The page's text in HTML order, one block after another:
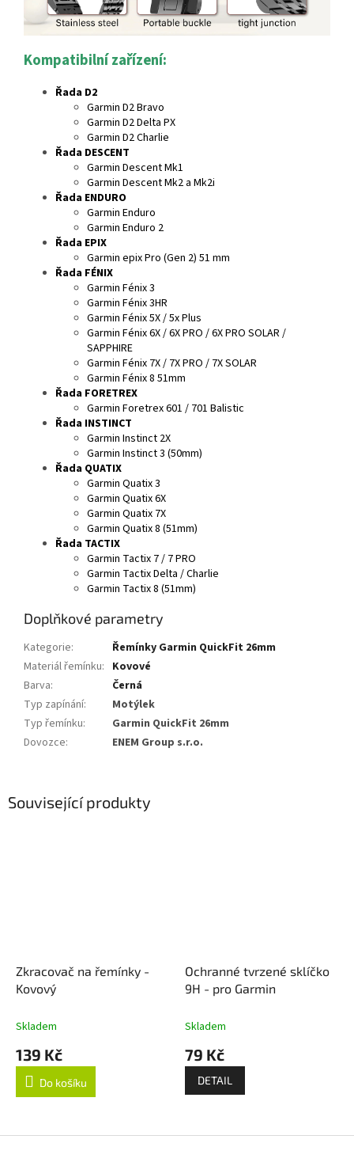
Související produkty
Zkracovač na řemínky -
Kovový
Skladem
139 Kč
Do košíku
Ochranné tvrzené sklíčko
9H - pro Garmin
Skladem
79 Kč
DETAIL
Kompatibilní zařízení:
Řada D2
Garmin D2 Bravo
Garmin D2 Delta PX
Garmin D2 Charlie
Řada DESCENT
Garmin Descent Mk1
Garmin Descent Mk2 a Mk2i
Řada ENDURO
Garmin Enduro
Garmin Enduro 2
Řada EPIX
Garmin epix Pro (Gen 2) 51 mm
Řada FÉNIX
Garmin Fénix 3
Garmin Fénix 3HR
Garmin Fénix 5X / 5x Plus
Garmin Fénix 6X / 6X PRO / 6X PRO SOLAR /
SAPPHIRE
Garmin Fénix 7X / 7X PRO / 7X SOLAR
Garmin Fénix 8 51mm
Řada FORETREX
Garmin Foretrex 601 / 701 Balistic
Řada INSTINCT
Garmin Instinct 2X
Garmin Instinct 3 (50mm)
Řada QUATIX
Garmin Quatix 3
Garmin Quatix 6X
Garmin Quatix 7X
Garmin Quatix 8 (51mm)
Řada TACTIX
Garmin Tactix 7 / 7 PRO
Garmin Tactix Delta / Charlie
Garmin Tactix 8 (51mm)
Doplňkové parametry
Kategorie:
Řemínky Garmin QuickFit 26mm
Materiál řemínku: Kovové
Barva:
Černá
Typ zapínání:
Motýlek
Typ řemínku:
Garmin QuickFit 26mm
Dovozce: ENEM Group s.r.o.